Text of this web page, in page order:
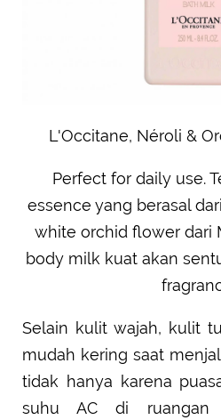
L'Occitane, Néroli &
Perfect for daily use.
essence yang berasal
white orchid flower dari
body milk kuat akan
Selain kulit wajah, kulit
mudah kering saat
tidak hanya karena
suhu AC di